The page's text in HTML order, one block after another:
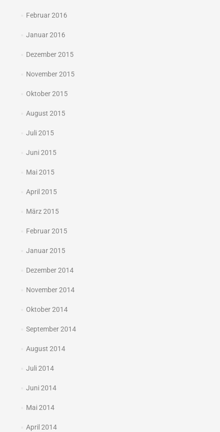
Februar 2016
Januar 2016
Dezember 2015
November 2015
Oktober 2015
August 2015
Juli 2015
Juni 2015
Mai 2015
April 2015
März 2015
Februar 2015
Januar 2015
Dezember 2014
November 2014
Oktober 2014
September 2014
August 2014
Juli 2014
Juni 2014
Mai 2014
April 2014